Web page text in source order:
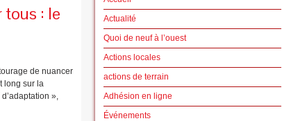
tous : le
de nuancer
long sur la
»,
Actualité
Quoi de neuf à l’ouest
Actions locales
actions de terrain
Adhésion en ligne
Événements